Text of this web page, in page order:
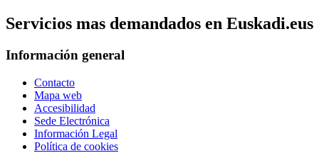
Servicios mas demandados en Euskadi.eus
Información general
Contacto
Mapa web
Accesibilidad
Sede Electrónica
Información Legal
Política de cookies